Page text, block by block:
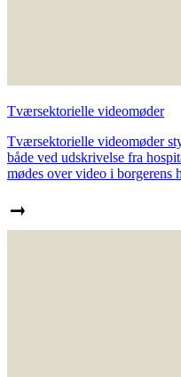
Tværsektorielle videomøder
Tværsektorielle videomøder
både ved udskrivelse fra
mødes over video i borgerens